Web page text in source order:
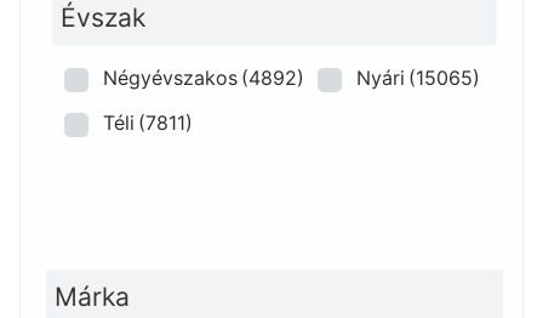
Évszak
Négyévszakos (4892) Nyári (15065)
Téli (7811)
Márka